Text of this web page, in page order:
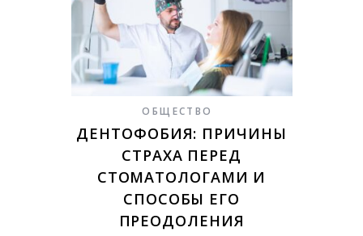
ОБЩЕСТВО
ДЕНТОФОБИЯ: ПРИЧИНЫ
СТРАХА ПЕРЕД
СТОМАТОЛОГАМИ И
СПОСОБЫ ЕГО
ПРЕОДОЛЕНИЯ